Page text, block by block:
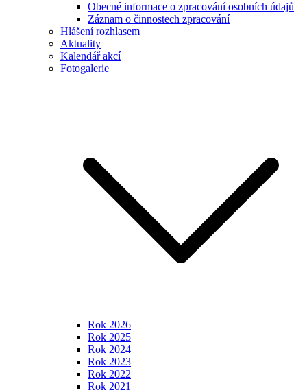
Obecné informace o zpracování osobních údajů
Záznam o činnostech zpracování
Hlášení rozhlasem
Aktuality
Kalendář akcí
Fotogalerie
Rok 2026
Rok 2025
Rok 2024
Rok 2023
Rok 2022
Rok 2021